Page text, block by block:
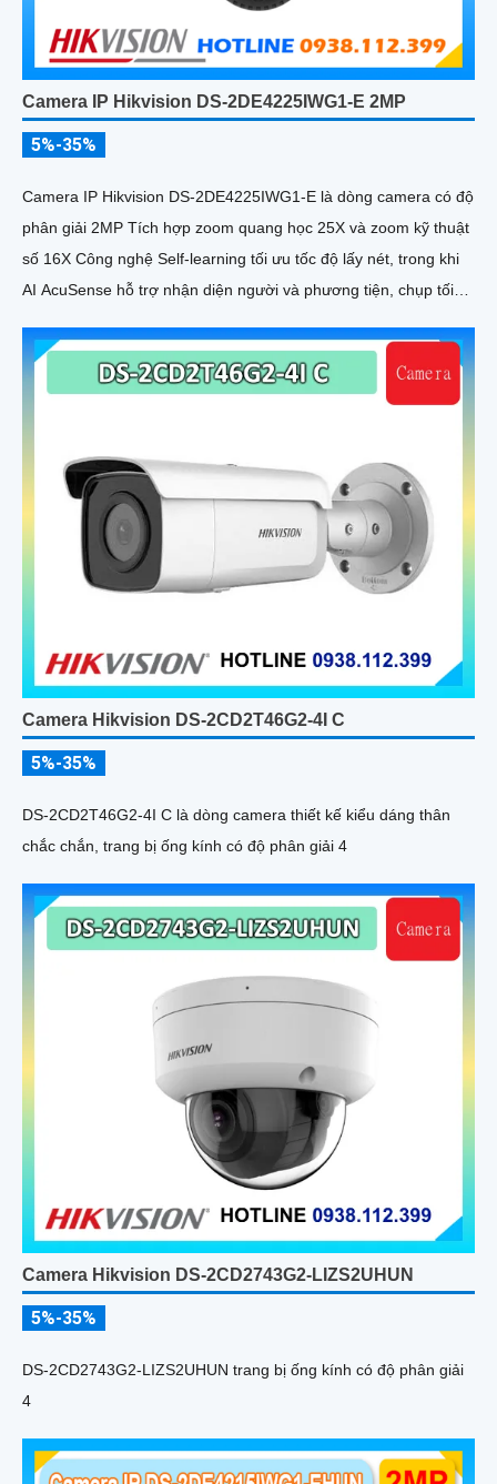
Camera IP Hikvision DS-2DE4225IWG1-E 2MP
5%-35%
Camera IP Hikvision DS-2DE4225IWG1-E là dòng camera có độ
phân giải 2MP Tích hợp zoom quang học 25X và zoom kỹ thuật
số 16X Công nghệ Self-learning tối ưu tốc độ lấy nét, trong khi
AI AcuSense hỗ trợ nhận diện người và phương tiện, chụp tối
Camera Hikvision DS-2CD2T46G2-4I C
5%-35%
DS-2CD2T46G2-4I C là dòng camera thiết kế kiểu dáng thân
chắc chắn, trang bị ống kính có độ phân giải 4
Camera Hikvision DS-2CD2743G2-LIZS2UHUN
5%-35%
DS-2CD2743G2-LIZS2UHUN trang bị ống kính có độ phân giải
4